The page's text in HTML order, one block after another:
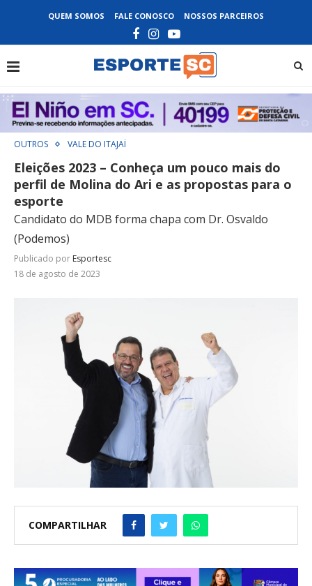
QUEM SOMOS FALE CONOSCO NOSSOS PARCEIROS
OUTROS VALE DO ITAJAÍ
Eleições 2023 – Conheça um pouco mais do
perfil de Molina do Ari e as propostas para o
esporte
Candidato do MDB forma chapa com Dr. Osvaldo
(Podemos)
Publicado por Esportesc
18 de agosto de 2023
COMPARTILHAR